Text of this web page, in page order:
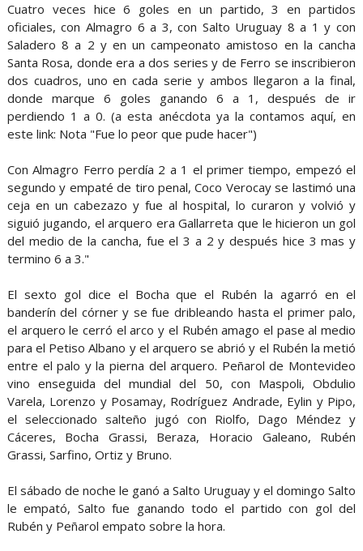
Cuatro veces hice 6 goles en un partido, 3 en partidos
oficiales, con Almagro 6 a 3, con Salto Uruguay 8 a 1 y con
Saladero 8 a 2 y en un campeonato amistoso en la cancha
Santa Rosa, donde era a dos series y de Ferro se inscribieron
dos cuadros, uno en cada serie y ambos llegaron a la final,
donde marque 6 goles ganando 6 a 1, después de ir
perdiendo 1 a 0. (a esta anécdota ya la contamos aquí, en
este link: Nota "Fue lo peor que pude hacer")
Con Almagro Ferro perdía 2 a 1 el primer tiempo, empezó el
segundo y empaté de tiro penal, Coco Verocay se lastimó una
ceja en un cabezazo y fue al hospital, lo curaron y volvió y
siguió jugando, el arquero era Gallarreta que le hicieron un gol
del medio de la cancha, fue el 3 a 2 y después hice 3 mas y
termino 6 a 3."
El sexto gol dice el Bocha que el Rubén la agarró en el
banderín del córner y se fue dribleando hasta el primer palo,
el arquero le cerró el arco y el Rubén amago el pase al medio
para el Petiso Albano y el arquero se abrió y el Rubén la metió
entre el palo y la pierna del arquero. Peñarol de Montevideo
vino enseguida del mundial del 50, con Maspoli, Obdulio
Varela, Lorenzo y Posamay, Rodríguez Andrade, Eylin y Pipo,
el seleccionado salteño jugó con Riolfo, Dago Méndez y
Cáceres, Bocha Grassi, Beraza, Horacio Galeano, Rubén
Grassi, Sarfino, Ortiz y Bruno.
El sábado de noche le ganó a Salto Uruguay y el domingo Salto
le empató, Salto fue ganando todo el partido con gol del
Rubén y Peñarol empato sobre la hora.